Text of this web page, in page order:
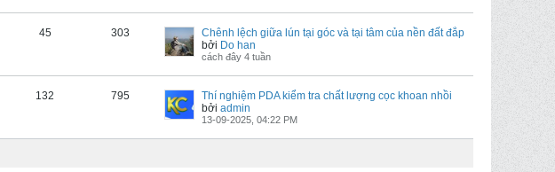
45 303
Chênh lệch giữa lún tại góc và tại tâm của nền đất đắp
bởi Do han
cách đây 4 tuần
132 795
Thí nghiệm PDA kiểm tra chất lượng cọc khoan nhồi
bởi admin
13-09-2025, 04:22 PM